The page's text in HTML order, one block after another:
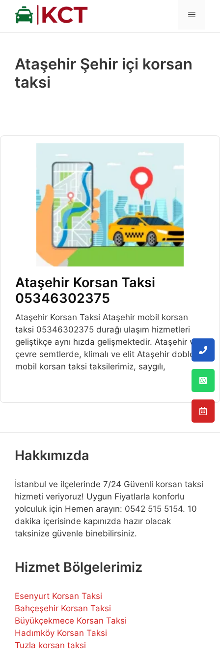
İçeriğe
MENÜ
Ataşehir Şehir içi korsan
taksi
Ataşehir Korsan Taksi
05346302375
Ataşehir Korsan Taksi Ataşehir mobil korsan
taksi 05346302375 durağı ulaşım hizmetleri
geliştikçe aynı hızda gelişmektedir. Ataşehir ve
çevre semtlerde, klimalı ve elit Ataşehir doblo
mobil korsan taksi taksilerimiz, saygılı,
Hakkımızda
İstanbul ve ilçelerinde 7/24 Güvenli korsan taksi
hizmeti veriyoruz! Uygun Fiyatlarla konforlu
yolculuk için Hemen arayın: 0542 515 5154. 10
dakika içerisinde kapınızda hazır olacak
taksinize güvenle binebilirsiniz.
Hizmet Bölgelerimiz
Esenyurt Korsan Taksi
Bahçeşehir Korsan Taksi
Büyükçekmece Korsan Taksi
Hadımköy Korsan Taksi
Tuzla korsan taksi